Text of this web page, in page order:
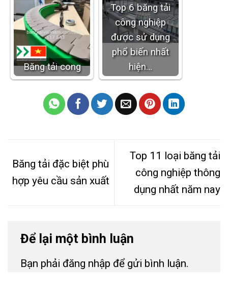
Băng tải cong
Top 6 băng tải
công nghiệp
được sử dụng
phổ biến nhất
hiện…
Băng tải đặc biệt phù
hợp yêu cầu sản xuất
Top 11 loại băng tải
công nghiệp thông
dụng nhất năm nay
Để lại một bình luận
Bạn phải đăng nhập để gửi bình luận.